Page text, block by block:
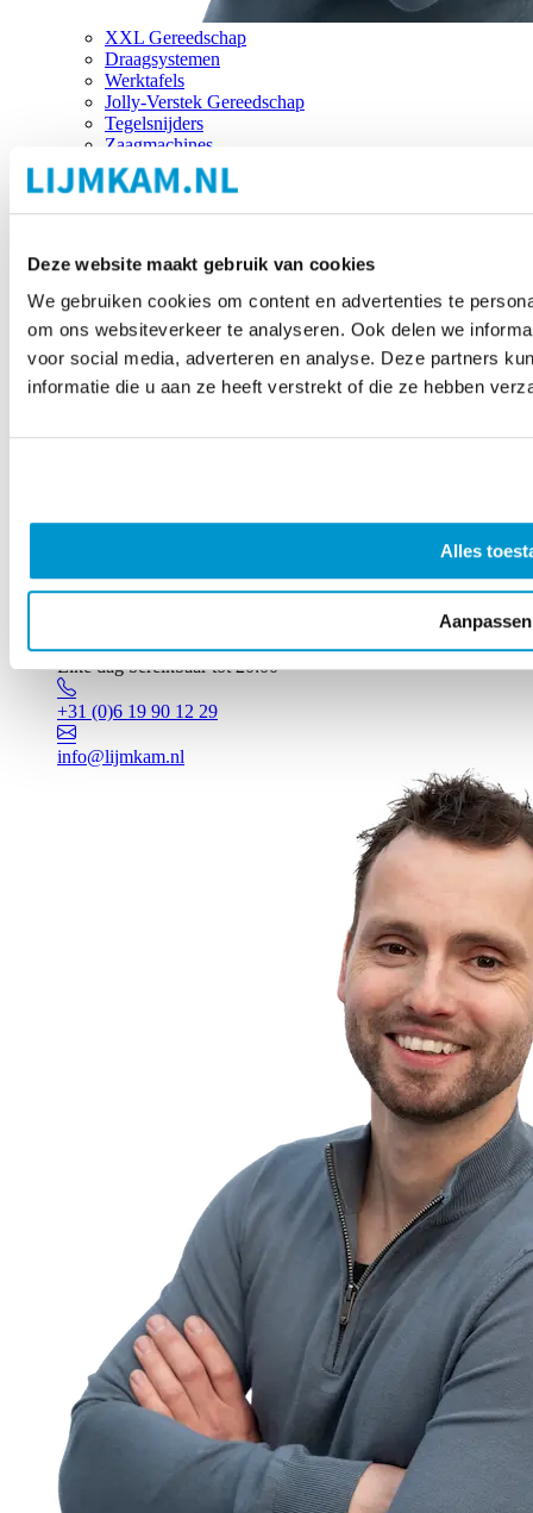
Deze website maakt gebruik van cookies
We gebruiken cookies om content en advertenties te
om ons websiteverkeer te analyseren. Ook delen we
voor social media, adverteren en analyse. Deze partners
informatie die u aan ze heeft verstrekt of die ze hebben
Alles
Aanpassen
XXL Gereedschap
Draagsystemen
Werktafels
Jolly-Verstek Gereedschap
Tegelsnijders
Zaagmachines
Merken
Elke dag bereikbaar tot 20:00
+31 (0)6 19 90 12 29
info@lijmkam.nl